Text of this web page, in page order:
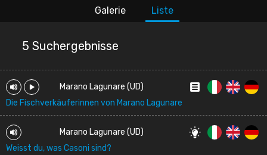
Galerie Liste
5 Suchergebnisse
Marano Lagunare (UD)
Die Fischverkäuferinnen von Marano Lagunare
Marano Lagunare (UD)
Weisst du, was Casoni sind?